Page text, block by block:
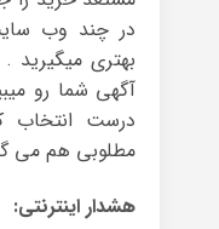
در چند وب
بهتری میگیرید
آگهی شما رو
درست انتخاب
مطلوبی هم می
هشدار اینترنتی: